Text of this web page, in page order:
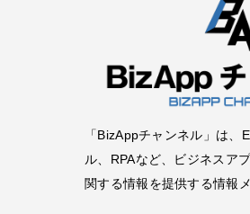
「BizAppチャンネル」は、
ル、RPAなど、ビジネスア
関する情報を提供する情報